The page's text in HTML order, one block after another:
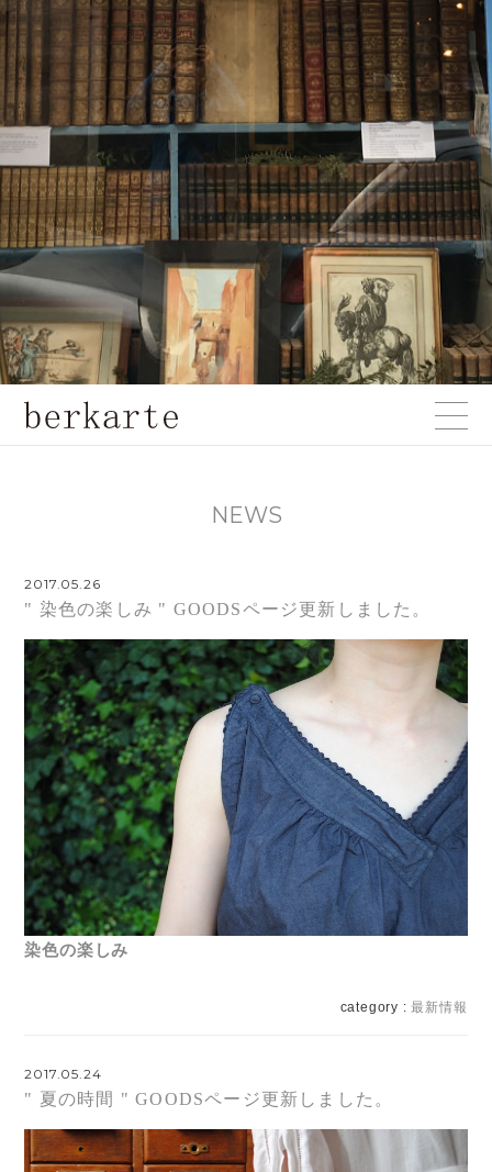
NEWS
2017.05.26
" 染色の楽しみ " GOODSページ更新しました。
染色の楽しみ
category :最新情報
2017.05.24
" 夏の時間 " GOODSページ更新しました。